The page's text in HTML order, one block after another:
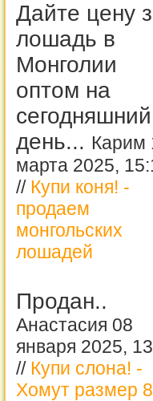
Дайте цену
лошадь в
Монголии
оптом на
сегодняшний
день... Карим
марта 2025,
// Купи коня! -
продаем
монгольских
лошадей
Продан..
Анастасия 08
января 2025,
// Купи слона! -
Хомут размер 8